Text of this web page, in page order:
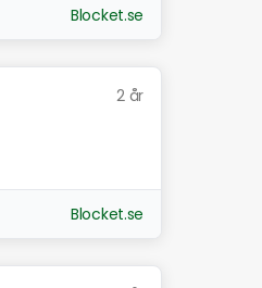
Blocket.se
2 år
Blocket.se